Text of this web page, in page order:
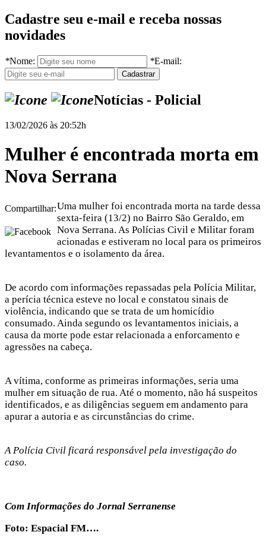
Cadastre seu e-mail e receba nossas
novidades
*Nome: *E-mail:
Notícias - Policial
13/02/2026 às 20:52h
Mulher é encontrada morta em
Nova Serrana
Compartilhar:Uma mulher foi encontrada morta na tarde dessa
sexta-feira (13/2) no Bairro São Geraldo, em
Nova Serrana. As Polícias Civil e Militar foram
acionadas e estiveram no local para os primeiros
levantamentos e o isolamento da área.
De acordo com informações repassadas pela Polícia Militar,
a perícia técnica esteve no local e constatou sinais de
violência, indicando que se trata de um homicídio
consumado. Ainda segundo os levantamentos iniciais, a
causa da morte pode estar relacionada a enforcamento e
agressões na cabeça.
A vítima, conforme as primeiras informações, seria uma
mulher em situação de rua. Até o momento, não há suspeitos
identificados, e as diligências seguem em andamento para
apurar a autoria e as circunstâncias do crime.
A Polícia Civil ficará responsável pela investigação do
caso.
Com Informações do Jornal Serranense
Foto: Espacial FM….